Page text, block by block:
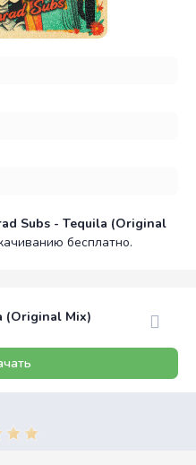
Subs - Tequila (Original
бесплатно.
(Original Mix)